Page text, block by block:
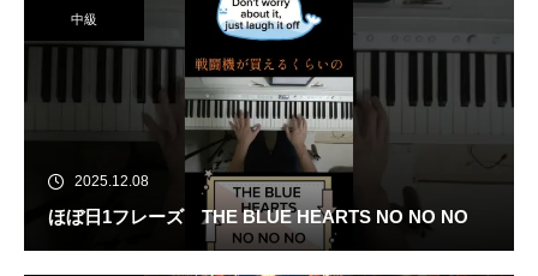
中級
2025.12.08
ほぼ日1フレーズ THE BLUE HEARTS NO NO NO